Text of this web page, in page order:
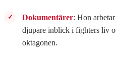
Dokumentärer: Hon
djupare inblick i fighters liv
oktagonen.